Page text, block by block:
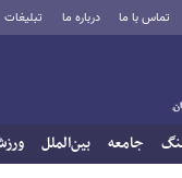
تماس با ما درباره ما تبلیغات
جامعه بین‌الملل